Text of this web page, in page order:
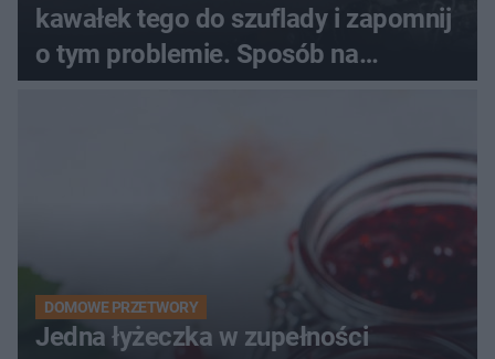
kawałek tego do szuflady i zapomnij
o tym problemie. Sposób na
pociemniałą biżuterię
DOMOWE PRZETWORY
Jedna łyżeczka w zupełności